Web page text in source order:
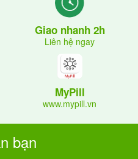
Giao nhanh 2h
Liên hệ ngay
MyPill
www.mypill.vn
bạn